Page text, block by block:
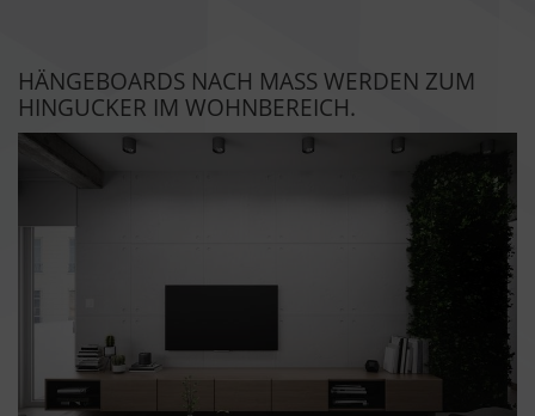
HÄNGEBOARDS NACH MASS WERDEN ZUM H
INGUCKER IM WOHNBEREICH.